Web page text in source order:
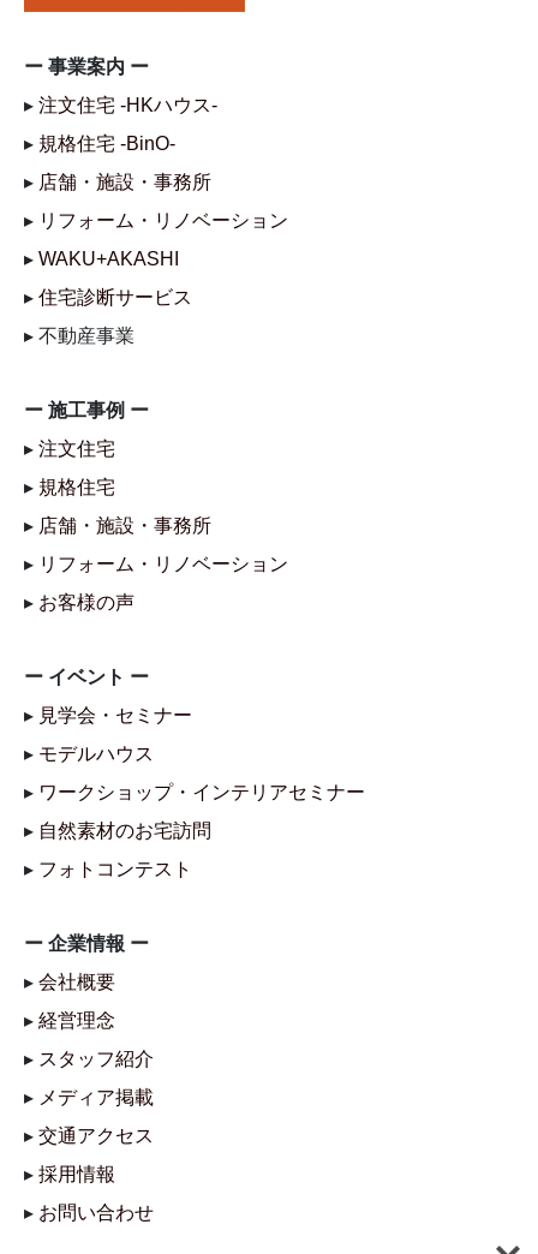
ー 事業案内 ー
▸ 注文住宅 -HKハウス-
▸ 規格住宅 -BinO-
▸ 店舗・施設・事務所
▸ リフォーム・リノベーション
▸ WAKU+AKASHI
▸ 住宅診断サービス
▸ 不動産事業
ー 施工事例 ー
▸ 注文住宅
▸ 規格住宅
▸ 店舗・施設・事務所
▸ リフォーム・リノベーション
▸ お客様の声
ー イベント ー
▸ 見学会・セミナー
▸ モデルハウス
▸ ワークショップ・インテリアセミナー
▸ 自然素材のお宅訪問
▸ フォトコンテスト
ー 企業情報 ー
▸ 会社概要
▸ 経営理念
▸ スタッフ紹介
▸ メディア掲載
▸ 交通アクセス
▸ 採用情報
▸ お問い合わせ